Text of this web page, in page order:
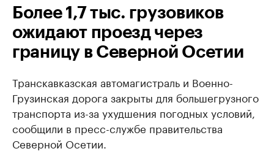
Более 1,7 тыс. грузовиков
ожидают проезд через
границу в Северной Осетии
Транскавказская автомагистраль и Военно-
Грузинская дорога закрыты для большегрузного
транспорта из-за ухудшения погодных условий,
сообщили в пресс-службе правительства
Северной Осетии.